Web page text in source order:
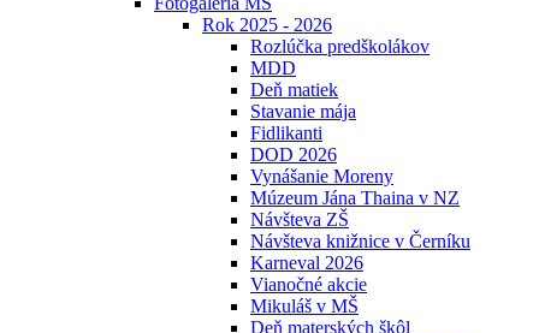
Rok 2025 - 2026
Rozlúčka predškolákov
MDD
Deň matiek
Stavanie mája
Fidlikanti
DOD 2026
Vynášanie Moreny
Múzeum Jána Thaina v NZ
Návšteva ZŠ
Návšteva knižnice v Černíku
Karneval 2026
Vianočné akcie
Mikuláš v MŠ
Deň materských škôl